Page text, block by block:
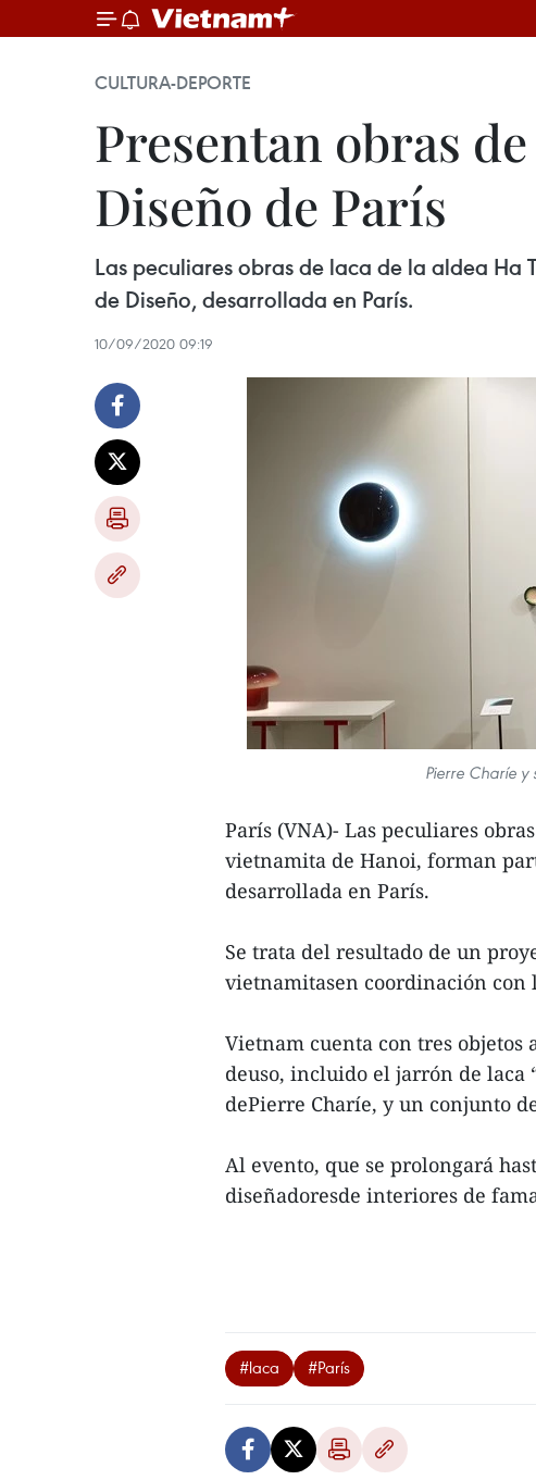
CULTURA-DEPORTE
Presentan obras
Diseño de París
Las peculiares obras de laca de la aldea
de Diseño, desarrollada en París.
10/09/2020 09:19
Pierre Charíe y
París (VNA)- Las peculiares
vietnamita de Hanoi, forman
desarrollada en París.
Se trata del resultado de un
vietnamitasen coordinación con
Vietnam cuenta con tres
deuso, incluido el jarrón de laca
dePierre Charíe, y un conjunto
Al evento, que se prolongará
diseñadoresde interiores de
#laca #París